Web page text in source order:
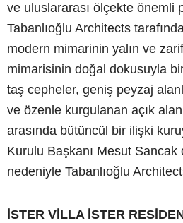
ve uluslararası ölçekte önemli
Tabanlıoğlu Architects
modern mimarinin yalın ve
mimarisinin doğal dokusuyla
taş cepheler, geniş peyzaj
ve özenle kurgulanan açık
arasında bütüncül bir ilişki
Kurulu Başkanı Mesut Sancak
nedeniyle Tabanlıoğlu
İSTER VİLLA İSTER